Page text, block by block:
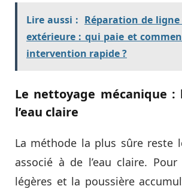
Lire aussi : Réparation de
extérieure : qui paie et
intervention rapide ?
Le nettoyage mécanique :
l’eau claire
La méthode la plus sûre reste
associé à de l’eau claire.
légères et la poussière